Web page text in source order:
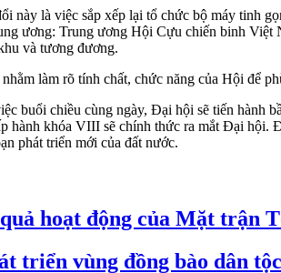
này là việc sắp xếp lại tổ chức bộ máy tinh
ương: Trung ương Hội Cựu chiến binh
và tương đương.
làm rõ tính chất, chức năng của Hội để
buổi chiều cùng ngày, Đại hội sẽ tiến
hành khóa VIII sẽ chính thức ra mắt Đại
phát triển mới của đất nước.
hoạt động của Mặt trận
triển vùng đồng bào dân